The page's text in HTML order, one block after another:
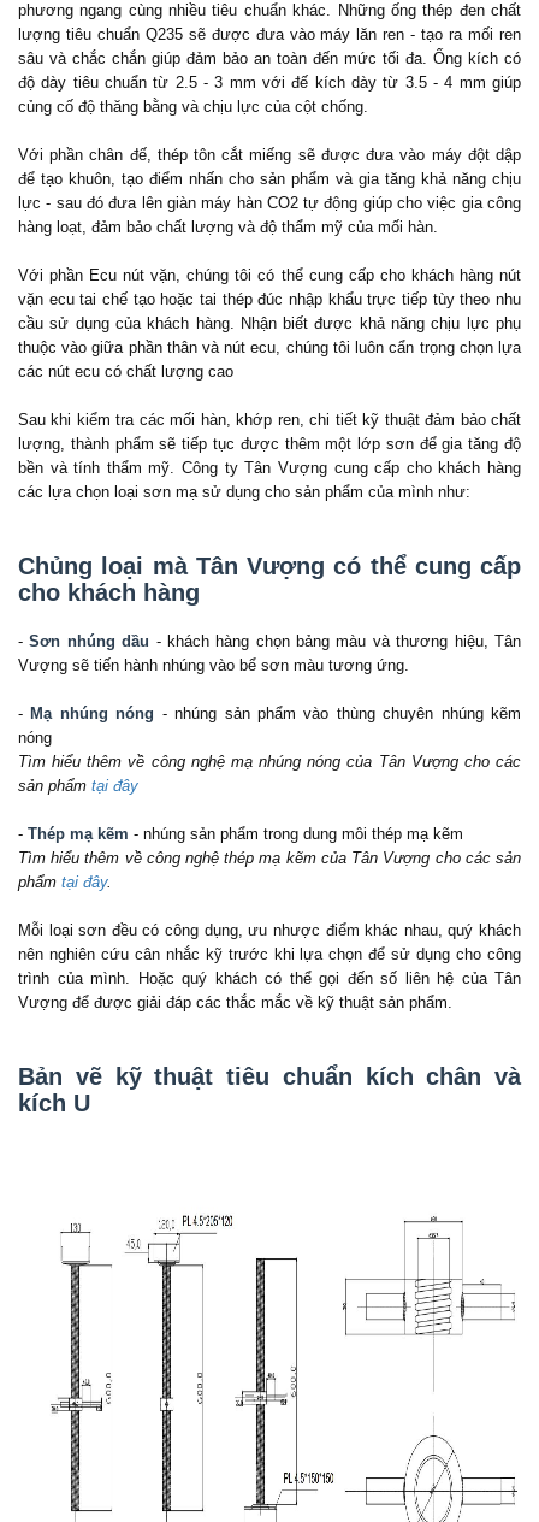
phương ngang cùng nhiều tiêu chuẩn khác. Những ống thép đen chất
lượng tiêu chuẩn Q235 sẽ được đưa vào máy lăn ren - tạo ra mối ren
sâu và chắc chắn giúp đảm bảo an toàn đến mức tối đa. Ống kích có
độ dày tiêu chuẩn từ 2.5 - 3 mm với đế kích dày từ 3.5 - 4 mm giúp
củng cố độ thăng bằng và chịu lực của cột chống.
Với phần chân đế, thép tôn cắt miếng sẽ được đưa vào máy đột dập
để tạo khuôn, tạo điểm nhấn cho sản phẩm và gia tăng khả năng chịu
lực - sau đó đưa lên giàn máy hàn CO2 tự động giúp cho việc gia công
hàng loạt, đảm bảo chất lượng và độ thẩm mỹ của mối hàn.
Với phần Ecu nút vặn, chúng tôi có thể cung cấp cho khách hàng nút
vặn ecu tai chế tạo hoặc tai thép đúc nhập khẩu trực tiếp tùy theo nhu
cầu sử dụng của khách hàng. Nhận biết được khả năng chịu lực phụ
thuộc vào giữa phần thân và nút ecu, chúng tôi luôn cẩn trọng chọn lựa
các nút ecu có chất lượng cao
Sau khi kiểm tra các mối hàn, khớp ren, chi tiết kỹ thuật đảm bảo chất
lượng, thành phẩm sẽ tiếp tục được thêm một lớp sơn để gia tăng độ
bền và tính thẩm mỹ. Công ty Tân Vượng cung cấp cho khách hàng
các lựa chọn loại sơn mạ sử dụng cho sản phẩm của mình như:
Chủng loại mà Tân Vượng có thể cung cấp
cho khách hàng
-Sơn nhúng dầu - khách hàng chọn bảng màu và thương hiệu, Tân
Vượng sẽ tiến hành nhúng vào bể sơn màu tương ứng.
- Mạ nhúng nóng - nhúng sản phẩm vào thùng chuyên nhúng kẽm
nóng
Tìm hiểu thêm về công nghệ mạ nhúng nóng của Tân Vượng cho các
sản phẩm tại đây
- Thép mạ kẽm - nhúng sản phẩm trong dung môi thép mạ kẽm
Tìm hiểu thêm về công nghệ thép mạ kẽm của Tân Vượng cho các sản
phẩm tại đây.
Mỗi loại sơn đều có công dụng, ưu nhược điểm khác nhau, quý khách
nên nghiên cứu cân nhắc kỹ trước khi lựa chọn để sử dụng cho công
trình của mình. Hoặc quý khách có thể gọi đến số liên hệ của Tân
Vượng để được giải đáp các thắc mắc về kỹ thuật sản phẩm.
Bản vẽ kỹ thuật tiêu chuẩn kích chân và
kích U